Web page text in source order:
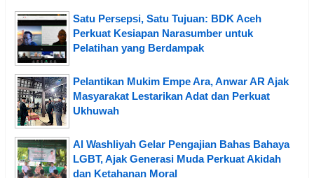
Satu Persepsi, Satu Tujuan: BDK Aceh
Perkuat Kesiapan Narasumber untuk
Pelatihan yang Berdampak
Pelantikan Mukim Empe Ara, Anwar AR Ajak
Masyarakat Lestarikan Adat dan Perkuat
Ukhuwah
Al Washliyah Gelar Pengajian Bahas Bahaya
LGBT, Ajak Generasi Muda Perkuat Akidah
dan Ketahanan Moral